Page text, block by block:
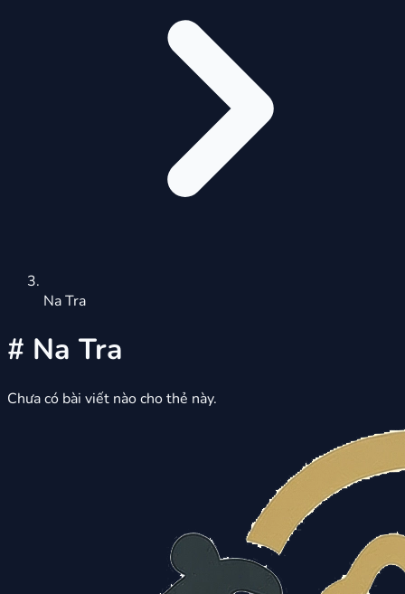
Na Tra
# Na Tra
Chưa có bài viết nào cho thẻ này.